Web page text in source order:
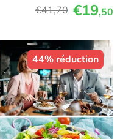
€41,70 €19,50
44% réduction